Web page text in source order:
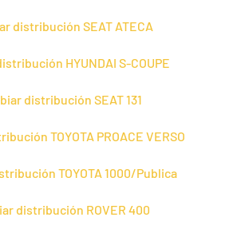
distribución SEAT ATECA
HYUNDAI S-COUPE
distribución SEAT 131
TOYOTA PROACE VERSO
TOYOTA 1000/Publica
distribución ROVER 400